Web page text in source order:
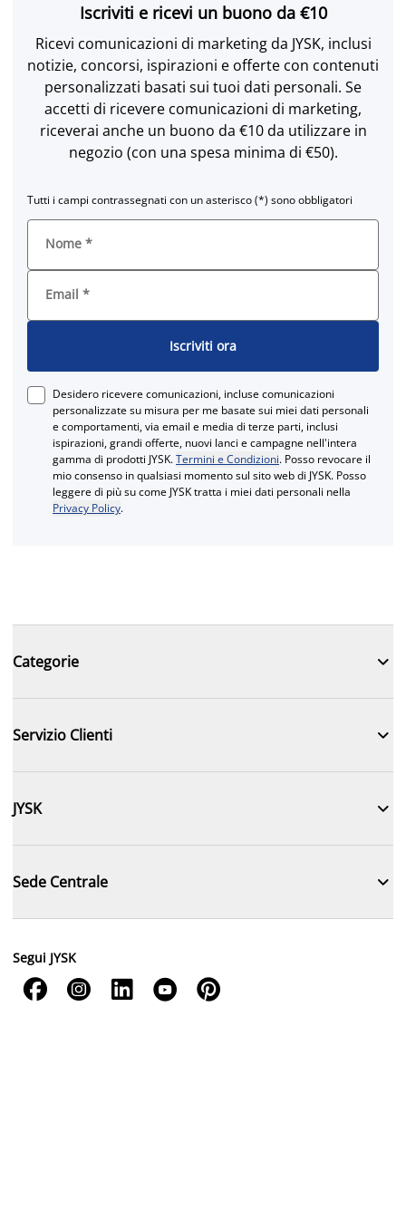
Iscriviti e ricevi un buono da €10
Ricevi comunicazioni di marketing da JYSK, inclusi
notizie, concorsi, ispirazioni e offerte con contenuti
personalizzati basati sui tuoi dati personali. Se
accetti di ricevere comunicazioni di marketing,
riceverai anche un buono da €10 da utilizzare in
negozio (con una spesa minima di €50).
Tutti i campi contrassegnati con un asterisco (*) sono obbligatori
Nome *
Email *
Iscriviti ora
Desidero ricevere comunicazioni, incluse comunicazioni
personalizzate su misura per me basate sui miei dati personali
e comportamenti, via email e media di terze parti, inclusi
ispirazioni, grandi offerte, nuovi lanci e campagne nell'intera
gamma di prodotti JYSK.Termini e Condizioni. Posso revocare il
mio consenso in qualsiasi momento sul sito web di JYSK. Posso
leggere di più su come JYSK tratta i miei dati personali nella
Privacy Policy.
Categorie 
Servizio Clienti 
JYSK 
Sede Centrale 
Segui JYSK
    